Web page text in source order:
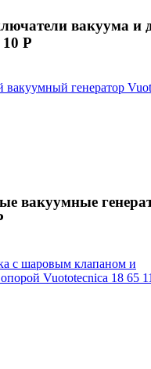
вакуума и
P
вакуумные